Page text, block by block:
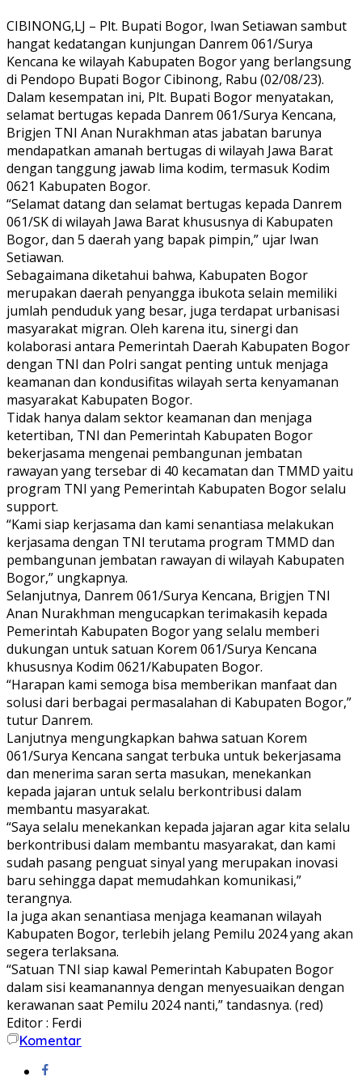
CIBINONG,LJ – Plt. Bupati Bogor, Iwan Setiawan sambut
hangat kedatangan kunjungan Danrem 061/Surya
Kencana ke wilayah Kabupaten Bogor yang berlangsung
di Pendopo Bupati Bogor Cibinong, Rabu (02/08/23).
Dalam kesempatan ini, Plt. Bupati Bogor menyatakan,
selamat bertugas kepada Danrem 061/Surya Kencana,
Brigjen TNI Anan Nurakhman atas jabatan barunya
mendapatkan amanah bertugas di wilayah Jawa Barat
dengan tanggung jawab lima kodim, termasuk Kodim
0621 Kabupaten Bogor.
“Selamat datang dan selamat bertugas kepada Danrem
061/SK di wilayah Jawa Barat khususnya di Kabupaten
Bogor, dan 5 daerah yang bapak pimpin,” ujar Iwan
Setiawan.
Sebagaimana diketahui bahwa, Kabupaten Bogor
merupakan daerah penyangga ibukota selain memiliki
jumlah penduduk yang besar, juga terdapat urbanisasi
masyarakat migran. Oleh karena itu, sinergi dan
kolaborasi antara Pemerintah Daerah Kabupaten Bogor
dengan TNI dan Polri sangat penting untuk menjaga
keamanan dan kondusifitas wilayah serta kenyamanan
masyarakat Kabupaten Bogor.
Tidak hanya dalam sektor keamanan dan menjaga
ketertiban, TNI dan Pemerintah Kabupaten Bogor
bekerjasama mengenai pembangunan jembatan
rawayan yang tersebar di 40 kecamatan dan TMMD yaitu
program TNI yang Pemerintah Kabupaten Bogor selalu
support.
“Kami siap kerjasama dan kami senantiasa melakukan
kerjasama dengan TNI terutama program TMMD dan
pembangunan jembatan rawayan di wilayah Kabupaten
Bogor,” ungkapnya.
Selanjutnya, Danrem 061/Surya Kencana, Brigjen TNI
Anan Nurakhman mengucapkan terimakasih kepada
Pemerintah Kabupaten Bogor yang selalu memberi
dukungan untuk satuan Korem 061/Surya Kencana
khususnya Kodim 0621/Kabupaten Bogor.
“Harapan kami semoga bisa memberikan manfaat dan
solusi dari berbagai permasalahan di Kabupaten Bogor,”
tutur Danrem.
Lanjutnya mengungkapkan bahwa satuan Korem
061/Surya Kencana sangat terbuka untuk bekerjasama
dan menerima saran serta masukan, menekankan
kepada jajaran untuk selalu berkontribusi dalam
membantu masyarakat.
“Saya selalu menekankan kepada jajaran agar kita selalu
berkontribusi dalam membantu masyarakat, dan kami
sudah pasang penguat sinyal yang merupakan inovasi
baru sehingga dapat memudahkan komunikasi,”
terangnya.
Ia juga akan senantiasa menjaga keamanan wilayah
Kabupaten Bogor, terlebih jelang Pemilu 2024 yang akan
segera terlaksana.
“Satuan TNI siap kawal Pemerintah Kabupaten Bogor
dalam sisi keamanannya dengan menyesuaikan dengan
kerawanan saat Pemilu 2024 nanti,” tandasnya. (red)
Editor : Ferdi
Komentar